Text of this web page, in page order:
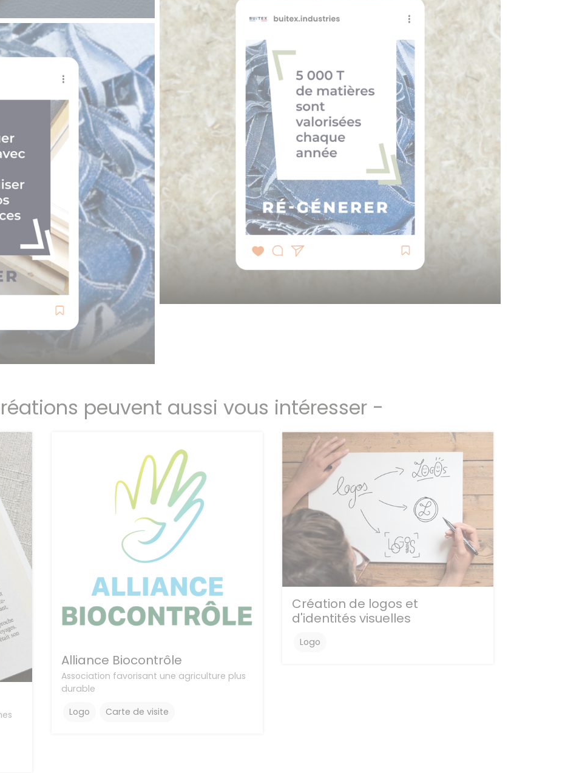
peuvent aussi vous intéresser -
Alliance Biocontrôle
Association favorisant une agriculture plus
durable
Logo
Carte de visite
Création de logos et
d'identités visuelles
Logo